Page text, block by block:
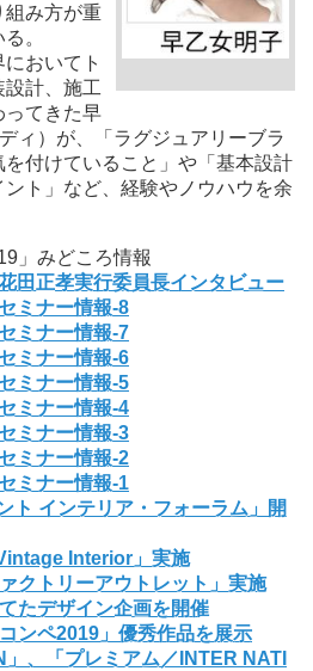
組み方が重
。
おいてト
設計、施工
ってきた早
ィ）が、「ラグジュアリーブラ
付けていること」や「基本設計
ト」など、経験やノウハウを余
」みどころ情報
田正孝実行委員長インタビュー
ミナー情報-8
ミナー情報-7
ミナー情報-6
ミナー情報-5
ミナー情報-4
ミナー情報-3
ミナー情報-2
ミナー情報-1
ト インテリア・フォーラム」開
Interior」実施
クトリーアウトレット」実施
たデザイン企画を開催
ンペ2019」優秀作品を展示
、「プレミアム／INTER NATI